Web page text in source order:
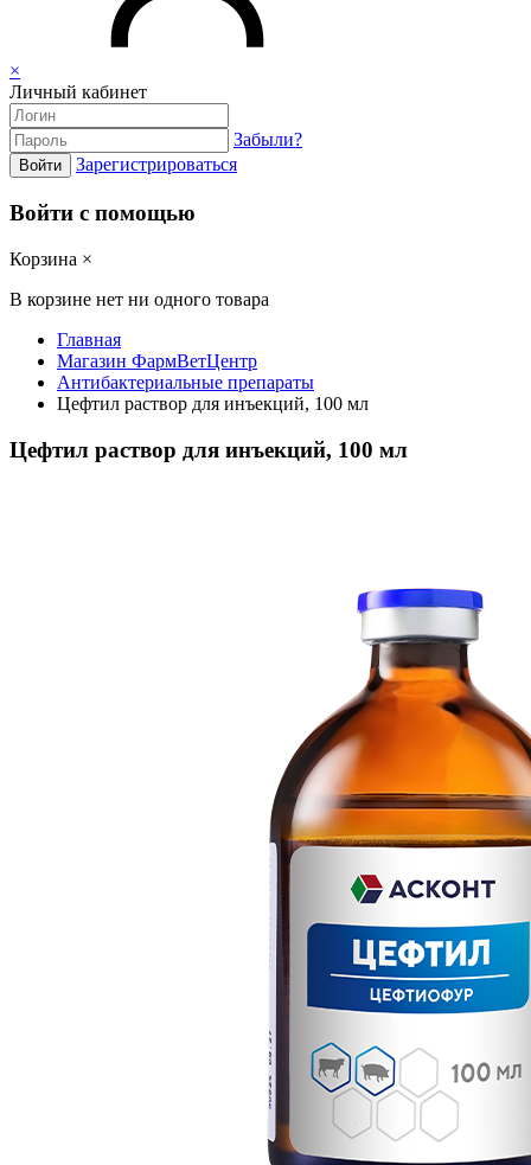
×
Личный кабинет
Забыли?
Войти Зарегистрироваться
Войти с помощью
Корзина ×
В корзине нет ни одного товара
Главная
Магазин ФармВетЦентр
Антибактериальные препараты
Цефтил раствор для инъекций, 100 мл
Цефтил раствор для инъекций, 100 мл